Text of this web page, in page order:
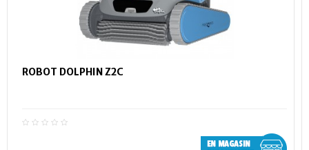
ROBOT DOLPHIN Z2C